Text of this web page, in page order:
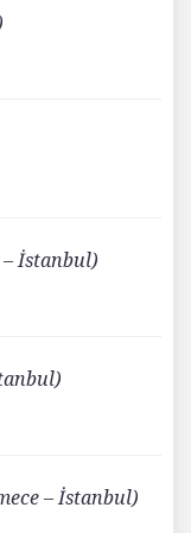
– İstanbul)
– İstanbul)